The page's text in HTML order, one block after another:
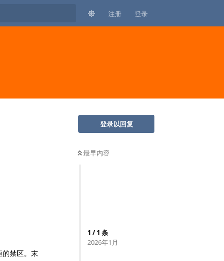
注册 登录
登录以回复
最早内容
1 /1 条
2026年1月
的禁区。末